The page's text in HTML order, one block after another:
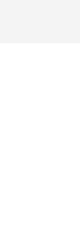
następujących